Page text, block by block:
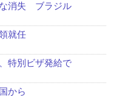
消失 ブラジル
就任
特別ビザ発給で
から